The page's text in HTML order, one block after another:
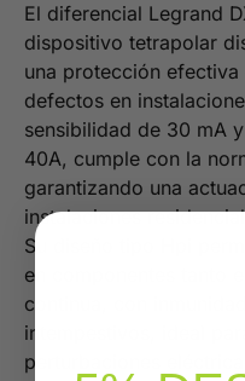
El diferencial Legrand
dispositivo tetrapolar
una protección
defectos en
sensibilidad de 30 mA
40A, cumple con la
garantizando una
instalaciones
Su diseño tipo Hpi
en componentes tanto
continua, con
intempestivos, ideal
perturbaciones